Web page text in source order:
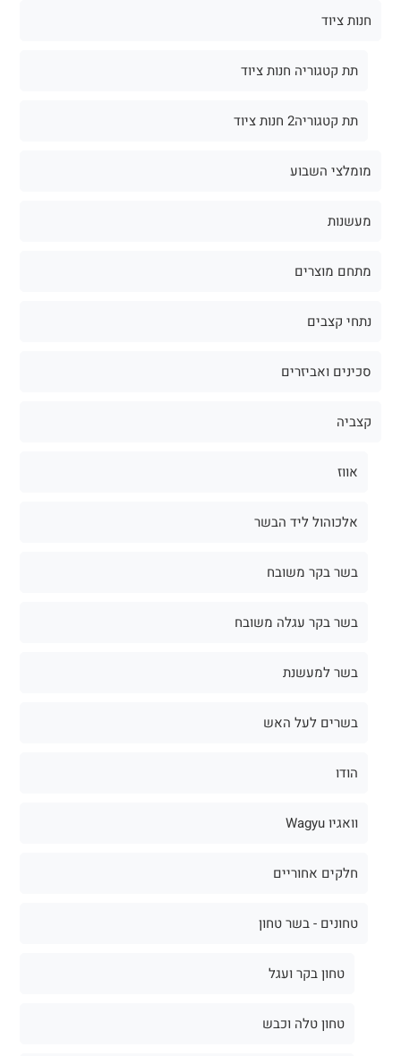
חנות ציוד
תת קטגוריה חנות ציוד
תת קטגוריה2 חנות ציוד
מומלצי השבוע
מעשנות
מתחם מוצרים
נתחי קצבים
סכינים ואביזרים
קצביה
אווז
אלכוהול ליד הבשר
בשר בקר משובח
בשר בקר עגלה משובח
בשר למעשנת
בשרים לעל האש
הודו
וואגיו Wagyu
חלקים אחוריים
טחונים - בשר טחון
טחון בקר ועגל
טחון טלה וכבש